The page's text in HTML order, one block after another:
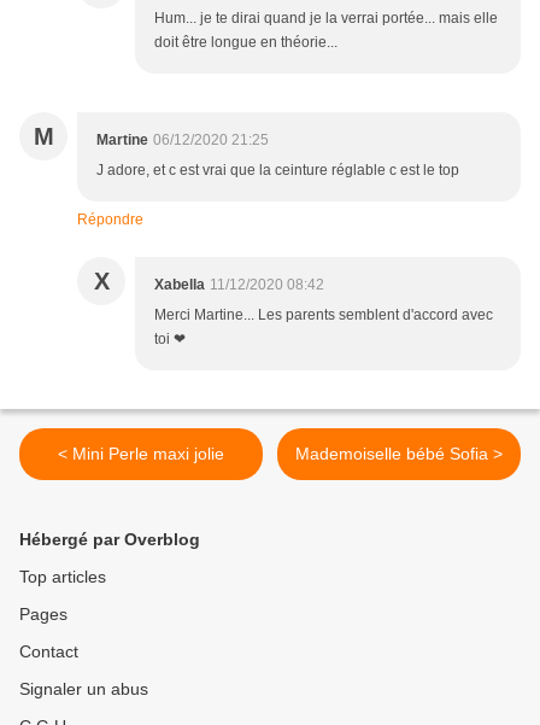
Hum... je te dirai quand je la verrai portée... mais elle
doit être longue en théorie...
M Martine 06/12/2020 21:25
J adore, et c est vrai que la ceinture réglable c est le top
Répondre
X Xabella 11/12/2020 08:42
Merci Martine... Les parents semblent d'accord avec
toi ❤
< Mini Perle maxi jolie Mademoiselle bébé Sofia >
Hébergé par Overblog
Top articles
Pages
Contact
Signaler un abus